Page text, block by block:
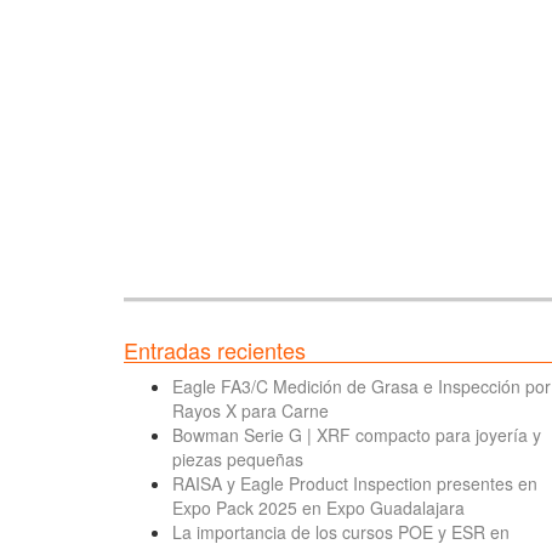
Entradas recientes
Eagle FA3/C Medición de Grasa e Inspección por
Rayos X para Carne
Bowman Serie G | XRF compacto para joyería y
piezas pequeñas
RAISA y Eagle Product Inspection presentes en
Expo Pack 2025 en Expo Guadalajara
La importancia de los cursos POE y ESR en